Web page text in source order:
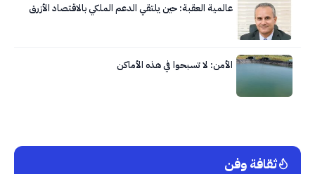
عالمية العقبة: حين يلتقي الدعم الملكي بالاقتصاد الأزرق
الأمن: لا تسبحوا في هذه الأماكن
ثقافة وفن